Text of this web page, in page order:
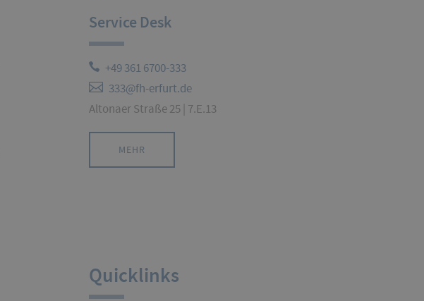
Service Desk
+49 361 6700-333
333@fh-erfurt.de
Altonaer Straße 25 | 7.E.13
MEHR
Quicklinks